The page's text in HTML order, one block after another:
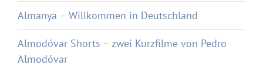
Almanya – Willkommen in Deutschland
Almodóvar Shorts – zwei Kurzfilme von Pedro
Almodóvar